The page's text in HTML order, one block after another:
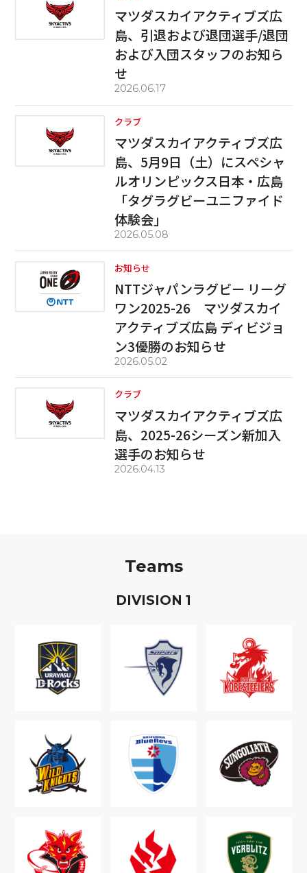
マツダスカイアクティブズ広
島、引退および退団選手/退団
および入団スタッフのお知ら
せ
2026.06.17
クラブ
マツダスカイアクティブズ広
島、5月9日（土）にスペシャ
ルオリンピックス日本・広島
「タグラグビーユニファイド
体験会」
2026.05.08
お知らせ
NTTジャパンラグビー リーグ
ワン2025-26 マツダスカイ
アクティブズ広島 ディビジョ
ン3優勝のお知らせ
2026.05.02
クラブ
マツダスカイアクティブズ広
島、2025-26シーズン新加入
選手のお知らせ
2026.04.13
Teams
DIVISION 1